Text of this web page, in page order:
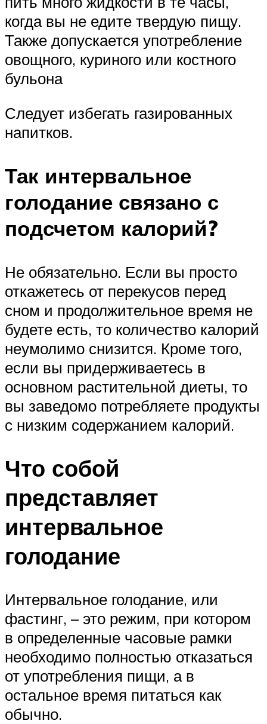
когда вы не едите твердую пищу.
Также допускается употребление
овощного, куриного или костного
бульона
Следует избегать газированных
напитков.
Так интервальное
голодание связано с
подсчетом калорий?
Не обязательно. Если вы просто
откажетесь от перекусов перед
сном и продолжительное время не
будете есть, то количество калорий
неумолимо снизится. Кроме того,
если вы придерживаетесь в
основном растительной диеты, то
вы заведомо потребляете продукты
с низким содержанием калорий.
Что собой
представляет
интервальное
голодание
Интервальное голодание, или
фастинг, – это режим, при котором
в определенные часовые рамки
необходимо полностью отказаться
от употребления пищи, а в
остальное время питаться как
обычно.